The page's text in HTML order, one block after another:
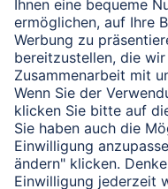
Verbleibende Zeichen:1000
Senden
Mit Absenden des